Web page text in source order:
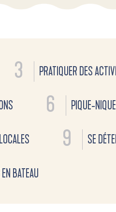
3 PRATIQUER DES
6 PIQUE-
9 SE
BATEAU